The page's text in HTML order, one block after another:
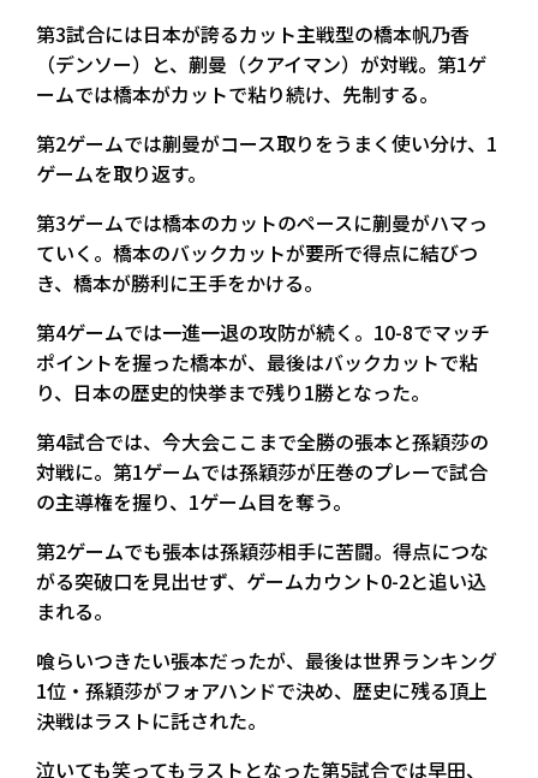
第3試合には日本が誇るカット主戦型の橋本帆乃香
（デンソー）と、蒯曼（クアイマン）が対戦。第1ゲ
ームでは橋本がカットで粘り続け、先制する。
第2ゲームでは蒯曼がコース取りをうまく使い分け、1
ゲームを取り返す。
第3ゲームでは橋本のカットのペースに蒯曼がハマっ
ていく。橋本のバックカットが要所で得点に結びつ
き、橋本が勝利に王手をかける。
第4ゲームでは一進一退の攻防が続く。10-8でマッチ
ポイントを握った橋本が、最後はバックカットで粘
り、日本の歴史的快挙まで残り1勝となった。
第4試合では、今大会ここまで全勝の張本と孫穎莎の
対戦に。第1ゲームでは孫穎莎が圧巻のプレーで試合
の主導権を握り、1ゲーム目を奪う。
第2ゲームでも張本は孫穎莎相手に苦闘。得点につな
がる突破口を見出せず、ゲームカウント0-2と追い込
まれる。
喰らいつきたい張本だったが、最後は世界ランキング
1位・孫穎莎がフォアハンドで決め、歴史に残る頂上
決戦はラストに託された。
泣いても笑ってもラストとなった第5試合では早田、